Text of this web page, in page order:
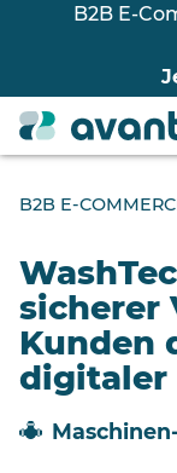
B2B E-
B2B E-
sicherer
Kunden
digitaler